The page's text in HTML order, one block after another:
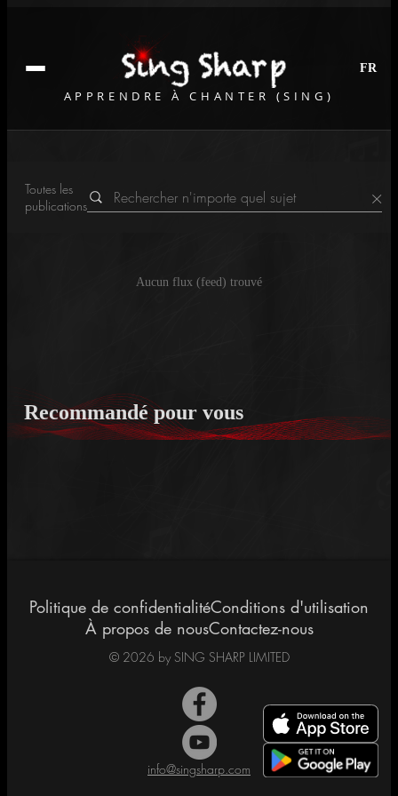
APPRENDRE À CHANTER (SING)
FR
Toutes les
publications
×
Aucun flux (feed) trouvé
Recommandé pour vous
Politique de confidentialitéConditions d'utilisation
À propos de nousContactez-nous
© 2026 by SING SHARP LIMITED
info@singsharp.com